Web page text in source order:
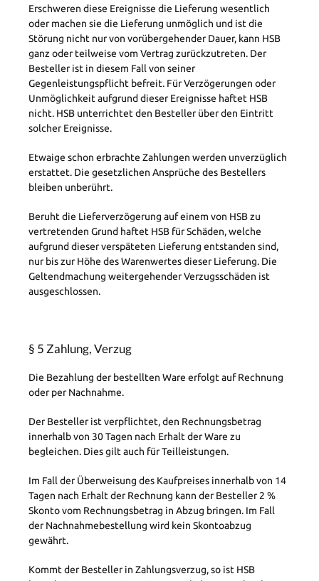
Erschweren diese Ereignisse die Lieferung wesentlich
oder machen sie die Lieferung unmöglich und ist die
Störung nicht nur von vorübergehender Dauer, kann HSB
ganz oder teilweise vom Vertrag zurückzutreten. Der
Besteller ist in diesem Fall von seiner
Gegenleistungspflicht befreit. Für Verzögerungen oder
Unmöglichkeit aufgrund dieser Ereignisse haftet HSB
nicht. HSB unterrichtet den Besteller über den Eintritt
solcher Ereignisse.
Etwaige schon erbrachte Zahlungen werden unverzüglich
erstattet. Die gesetzlichen Ansprüche des Bestellers
bleiben unberührt.
Beruht die Lieferverzögerung auf einem von HSB zu
vertretenden Grund haftet HSB für Schäden, welche
aufgrund dieser verspäteten Lieferung entstanden sind,
nur bis zur Höhe des Warenwertes dieser Lieferung. Die
Geltendmachung weitergehender Verzugsschäden ist
ausgeschlossen.
§ 5 Zahlung, Verzug
Die Bezahlung der bestellten Ware erfolgt auf Rechnung
oder per Nachnahme.
Der Besteller ist verpflichtet, den Rechnungsbetrag
innerhalb von 30 Tagen nach Erhalt der Ware zu
begleichen. Dies gilt auch für Teilleistungen.
Im Fall der Überweisung des Kaufpreises innerhalb von 14
Tagen nach Erhalt der Rechnung kann der Besteller 2 %
Skonto vom Rechnungsbetrag in Abzug bringen. Im Fall
der Nachnahmebestellung wird kein Skontoabzug
gewährt.
Kommt der Besteller in Zahlungsverzug, so ist HSB